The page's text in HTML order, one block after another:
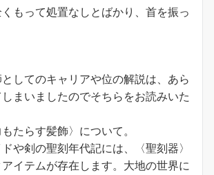
もって処置なしとばかり、首を振っ
してのキャリアや位の解説は、あら
まいましたのでそちらをお読みいた
たらす髪飾〉について。
や剣の聖刻年代記には、〈聖刻器〉
イテムが存在します。大地の世界に